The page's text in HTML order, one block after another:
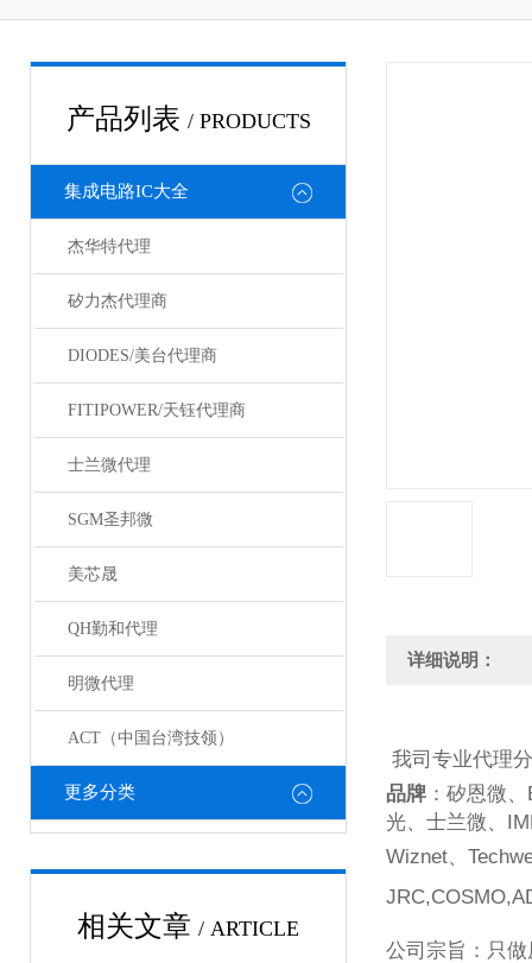
产品列表 / PRODUCTS
集成电路IC大全
杰华特代理
矽力杰代理商
DIODES/美台代理商
FITIPOWER/天钰代理商
士兰微代理
SGM圣邦微
美芯晟
QH勤和代理
明微代理
ACT（中国台湾技领）
更多分类
相关文章 / ARTICLE
详细说明：
我司专业代理
品牌 ：矽恩微、
光、士兰微、
Wiznet、
公司宗旨：只